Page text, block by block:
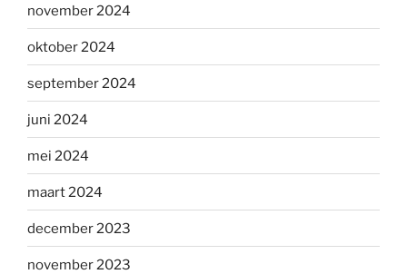
november 2024
oktober 2024
september 2024
juni 2024
mei 2024
maart 2024
december 2023
november 2023